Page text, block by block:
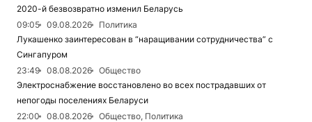
2020-й безвозвратно изменил Беларусь
09:05
09.08.2026
Политика
Лукашенко заинтересован в “наращивании сотрудничества” с
Сингапуром
23:49
08.08.2026
Общество
Электроснабжение восстановлено во всех пострадавших от
непогоды поселениях Беларуси
22:00
08.08.2026
Общество, Политика